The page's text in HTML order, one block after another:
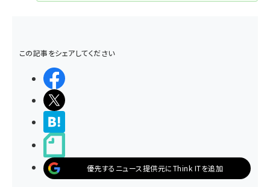
この記事をシェアしてください
優先するニュース提供元にThink ITを追加